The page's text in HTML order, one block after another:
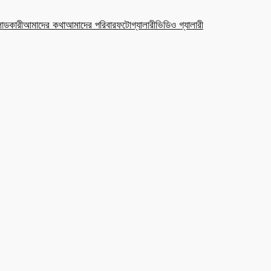
আমাদের কথাআমাদের পরিবারফটোগ্যালারীভিডিও গ্যালারী